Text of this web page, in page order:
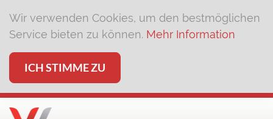
Wir verwenden Cookies, um den bestmöglichen
Service bieten zu können. Mehr Information
ICH STIMME ZU